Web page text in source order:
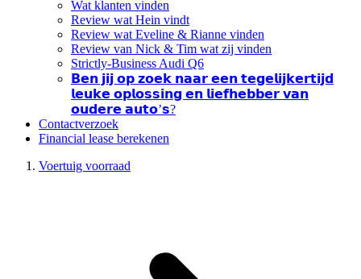
Wat klanten vinden
Review wat Hein vindt
Review wat Eveline & Rianne vinden
Review van Nick & Tim wat zij vinden
Strictly-Business Audi Q6
𝗕𝗲𝗻 𝗷𝗶𝗷 𝗼𝗽 𝘇𝗼𝗲𝗸 𝗻𝗮𝗮𝗿 𝗲𝗲𝗻 𝘁𝗲𝗴𝗲𝗹𝗶𝗷𝗸𝗲𝗿𝘁𝗶𝗷𝗱
𝗹𝗲𝘂𝗸𝗲 𝗼𝗽𝗹𝗼𝘀𝘀𝗶𝗻𝗴 𝗲𝗻 𝗹𝗶𝗲𝗳𝗵𝗲𝗯𝗯𝗲𝗿 𝘃𝗮𝗻
𝗼𝘂𝗱𝗲𝗿𝗲 𝗮𝘂𝘁𝗼’𝘀?
Contactverzoek
Financial lease berekenen
Voertuig voorraad